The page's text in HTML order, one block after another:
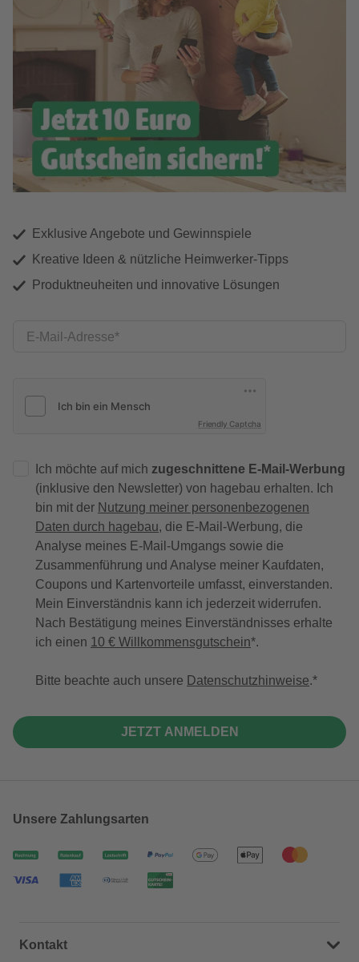
Exklusive Angebote und Gewinnspiele
Kreative Ideen & nützliche Heimwerker-Tipps
Produktneuheiten und innovative Lösungen
E-Mail-Adresse
Friendly Captcha
Ich möchte auf mich zugeschnittene E-Mail-Werbung
(inklusive den Newsletter) von hagebau erhalten. Ich
bin mit der Nutzung meiner personenbezogenen
Daten durch hagebau, die E-Mail-Werbung, die
Analyse meines E-Mail-Umgangs sowie die
Zusammenführung und Analyse meiner Kaufdaten,
Coupons und Kartenvorteile umfasst, einverstanden.
Mein Einverständnis kann ich jederzeit widerrufen.
Nach Bestätigung meines Einverständnisses erhalte
ich einen 10 € Willkommensgutschein*.
Bitte beachte auch unsere Datenschutzhinweise.
JETZT ANMELDEN
Unsere Zahlungsarten
Kontakt